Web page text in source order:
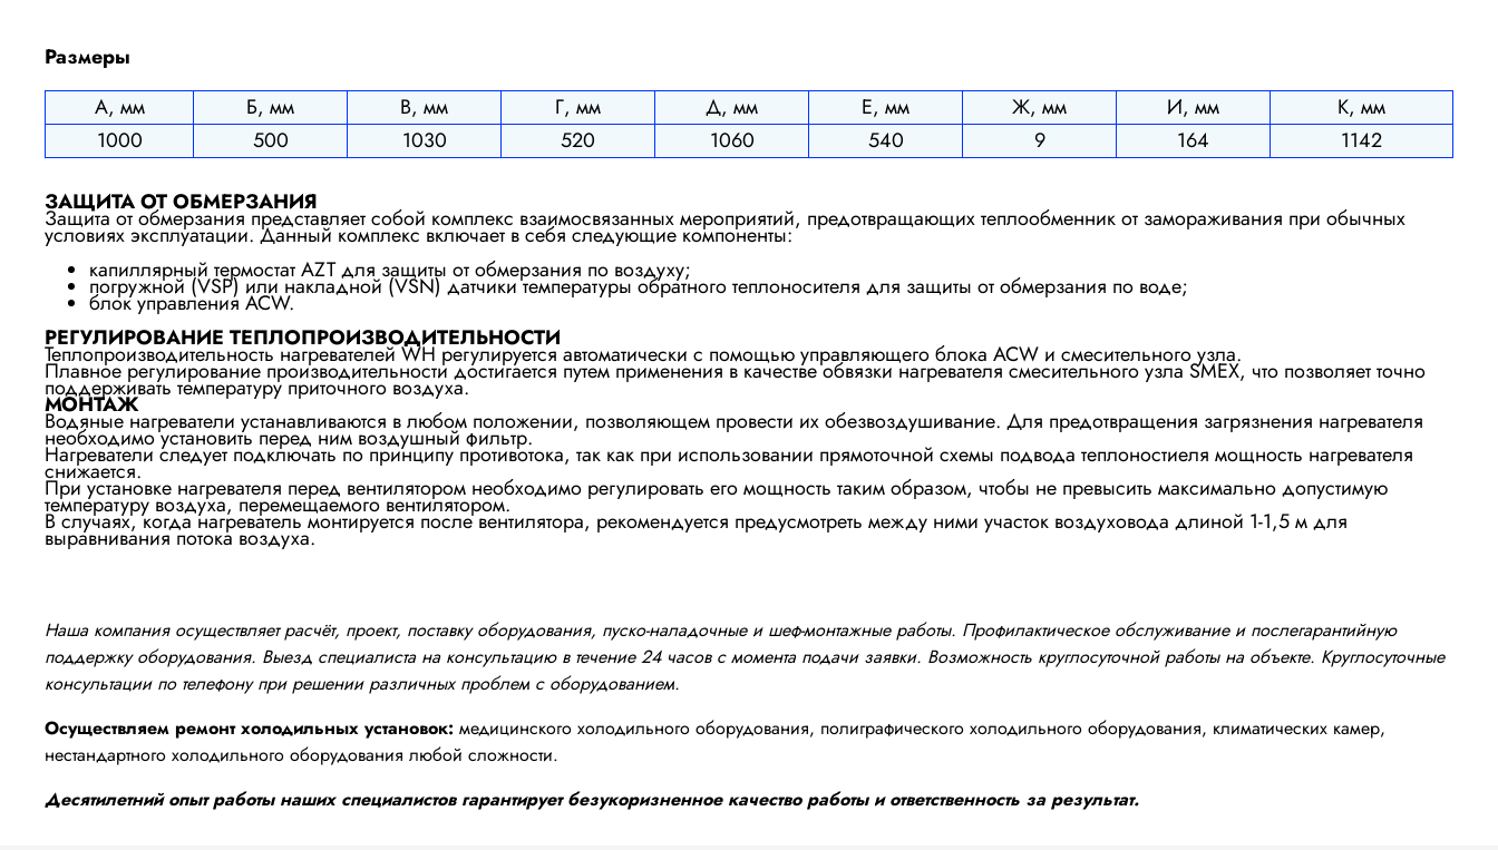
Размеры
А, мм
Б, мм В, мм Г, мм Д, мм Е, мм Ж, мм И, мм
К, мм
1000
500 1030 520 1060 540 9 164 1142
ЗАЩИТА ОТ ОБМЕРЗАНИЯ
Защита от обмерзания представляет собой комплекс взаимосвязанных мероприятий, предотвращающих теплообменник от замораживания при обычных
условиях эксплуатации. Данный комплекс включает в себя следующие компоненты:
капиллярный термостат AZT для защиты от обмерзания по воздуху;
погружной (VSP) или накладной (VSN) датчики температуры обратного теплоносителя для защиты от обмерзания по воде;
блок управления ACW.
РЕГУЛИРОВАНИЕ ТЕПЛОПРОИЗВОДИТЕЛЬНОСТИ
Теплопроизводительность нагревателей WH регулируется автоматически с помощью управляющего блока ACW и смесительного узла.
Плавное регулирование производительности достигается путем применения в качестве обвязки нагревателя смесительного узла SMEX, что позволяет точно
поддерживать температуру приточного воздуха.
МОНТАЖ
Водяные нагреватели устанавливаются в любом положении, позволяющем провести их обезвоздушивание. Для предотвращения загрязнения нагревателя
необходимо установить перед ним воздушный фильтр.
Нагреватели следует подключать по принципу противотока, так как при использовании прямоточной схемы подвода теплоностиеля мощность нагревателя
снижается.
При установке нагревателя перед вентилятором необходимо регулировать его мощность таким образом, чтобы не превысить максимально допустимую
температуру воздуха, перемещаемого вентилятором.
В случаях, когда нагреватель монтируется после вентилятора, рекомендуется предусмотреть между ними участок воздуховода длиной 1-1,5 м для
выравнивания потока воздуха.
Наша компания осуществляет расчёт, проект, поставку оборудования, пуско-наладочные и шеф-монтажные работы. Профилактическое обслуживание и послегарантийную
поддержку оборудования. Выезд специалиста на консультацию в течение 24 часов с момента подачи заявки. Возможность круглосуточной работы на объекте. Круглосуточные
консультации по телефону при решении различных проблем с оборудованием.
Осуществляем ремонт холодильных установок: медицинского холодильного оборудования, полиграфического холодильного оборудования, климатических камер,
нестандартного холодильного оборудования любой сложности.
Десятилетний опыт работы наших специалистов гарантирует безукоризненное качество работы и ответственность за результат.